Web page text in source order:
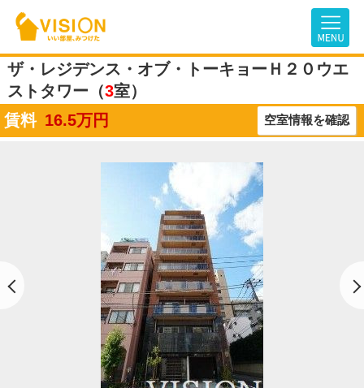
ザ・レジデンス・オブ・トーキョーＨ２０ウエ
ストタワー（3室）
賃料 16.5万円 空室情報を確認